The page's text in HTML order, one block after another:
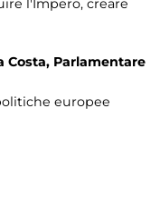
l'Impero, creare
Costa, Parlamentare
europee